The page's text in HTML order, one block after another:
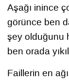
Aşağı inince
görünce ben
şey olduğunu
ben orada
Faillerin en